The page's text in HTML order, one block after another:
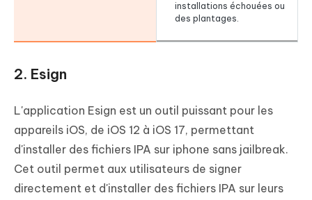
installations échouées ou
des plantages.
2. Esign
L'application Esign est un outil puissant pour les
appareils iOS, de iOS 12 à iOS 17, permettant
d'installer des fichiers IPA sur iphone sans jailbreak.
Cet outil permet aux utilisateurs de signer
directement et d'installer des fichiers IPA sur leurs